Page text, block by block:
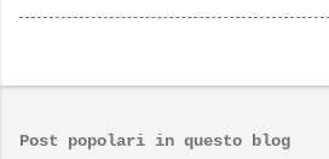
Post popolari in questo blog